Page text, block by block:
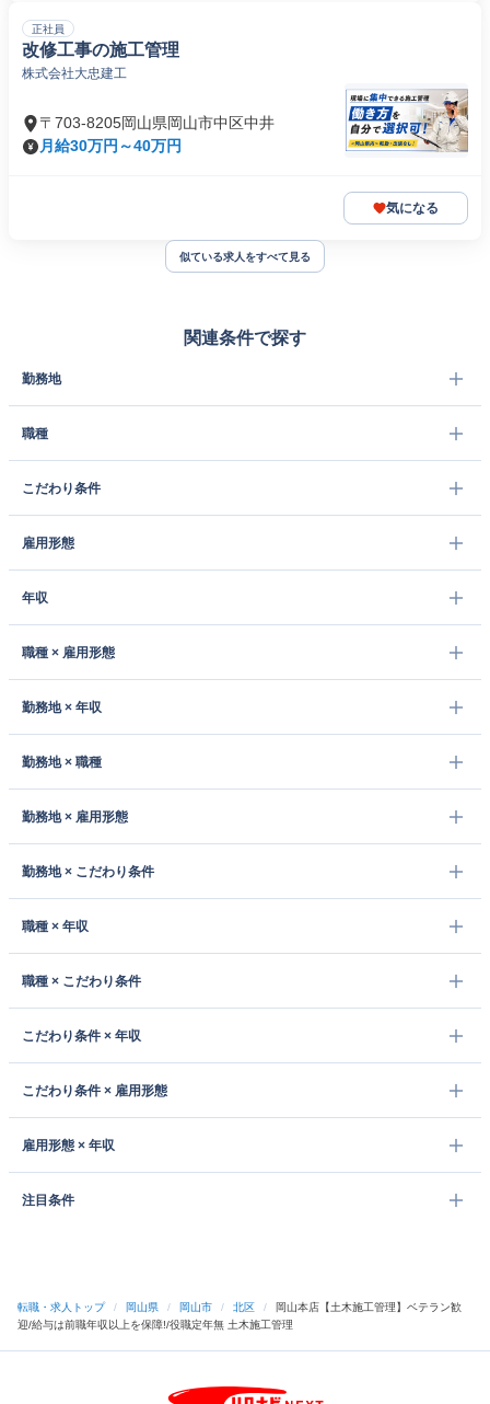
正社員
改修工事の施工管理
株式会社大忠建工
〒703-8205岡山県岡山市中区中井
月給30万円～40万円
気になる
似ている求人をすべて見る
関連条件で探す
勤務地
職種
こだわり条件
雇用形態
年収
職種 × 雇用形態
勤務地 × 年収
勤務地 × 職種
勤務地 × 雇用形態
勤務地 × こだわり条件
職種 × 年収
職種 × こだわり条件
こだわり条件 × 年収
こだわり条件 × 雇用形態
雇用形態 × 年収
注目条件
転職・求人トップ / 岡山県 / 岡山市 / 北区 /
岡山本店【土木施工管理】ベテラン歓
迎/給与は前職年収以上を保障!/役職定年無 土木施工管理